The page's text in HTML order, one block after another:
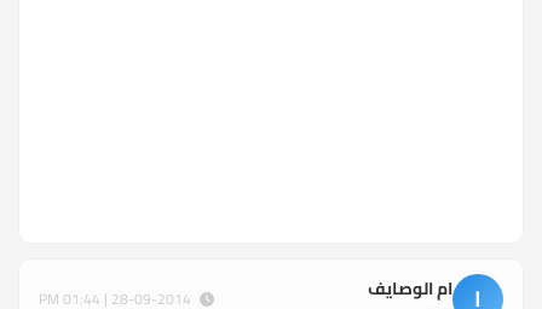
ا ام الوصايف